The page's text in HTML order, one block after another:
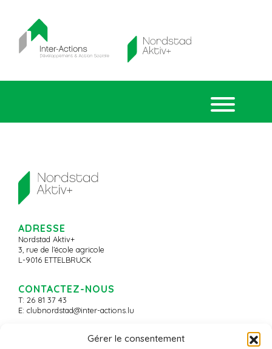
Gérer le consentement
ADRESSE
Nordstad Aktiv+
3, rue de l’école agricole
L-9016 ETTELBRUCK
CONTACTEZ-NOUS
T: 26 81 37 43
E: clubnordstad@inter-actions.lu
© 2026 - Nordstad Aktiv+ -